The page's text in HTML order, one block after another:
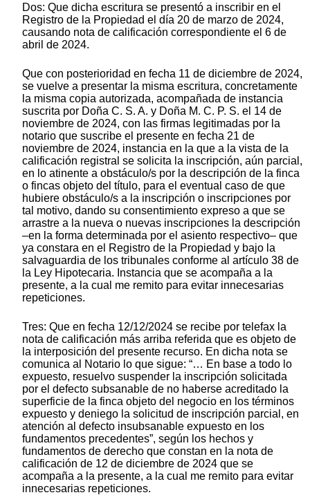
Dos: Que dicha escritura se presentó a inscribir en el
Registro de la Propiedad el día 20 de marzo de 2024,
causando nota de calificación correspondiente el 6 de
abril de 2024.
Que con posterioridad en fecha 11 de diciembre de 2024,
se vuelve a presentar la misma escritura, concretamente
la misma copia autorizada, acompañada de instancia
suscrita por Doña C. S. A. y Doña M. C. P. S. el 14 de
noviembre de 2024, con las firmas legitimadas por la
notario que suscribe el presente en fecha 21 de
noviembre de 2024, instancia en la que a la vista de la
calificación registral se solicita la inscripción, aún parcial,
en lo atinente a obstáculo/s por la descripción de la finca
o fincas objeto del título, para el eventual caso de que
hubiere obstáculo/s a la inscripción o inscripciones por
tal motivo, dando su consentimiento expreso a que se
arrastre a la nueva o nuevas inscripciones la descripción
–en la forma determinada por el asiento respectivo– que
ya constara en el Registro de la Propiedad y bajo la
salvaguardia de los tribunales conforme al artículo 38 de
la Ley Hipotecaria. Instancia que se acompaña a la
presente, a la cual me remito para evitar innecesarias
repeticiones.
Tres: Que en fecha 12/12/2024 se recibe por telefax la
nota de calificación más arriba referida que es objeto de
la interposición del presente recurso. En dicha nota se
comunica al Notario lo que sigue: “… En base a todo lo
expuesto, resuelvo suspender la inscripción solicitada
por el defecto subsanable de no haberse acreditado la
superficie de la finca objeto del negocio en los términos
expuesto y deniego la solicitud de inscripción parcial, en
atención al defecto insubsanable expuesto en los
fundamentos precedentes”, según los hechos y
fundamentos de derecho que constan en la nota de
calificación de 12 de diciembre de 2024 que se
acompaña a la presente, a la cual me remito para evitar
innecesarias repeticiones.